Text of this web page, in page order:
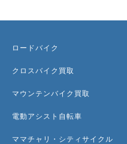
ロードバイク
クロスバイク買取
マウンテンバイク買取
電動アシスト自転車
ママチャリ・シティサイクル